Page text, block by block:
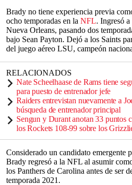
Brady no tiene experiencia previa
ocho temporadas en la NFL. Ingresó
Nueva Orleans, pasando dos
bajo Sean Payton. Dejó a los Saints
del juego aéreo LSU, campeón
RELACIONADOS
Nate Scheelhaase de Rams tiene
para puesto de entrenador jefe
Raiders entrevistan nuevamente a
búsqueda de entrenador principal
Sengun y Durant anotan 33 puntos
los Rockets 108-99 sobre los
Considerado un candidato emergente
Brady regresó a la NFL al asumir
los Panthers de Carolina antes de ser
temporada 2021.